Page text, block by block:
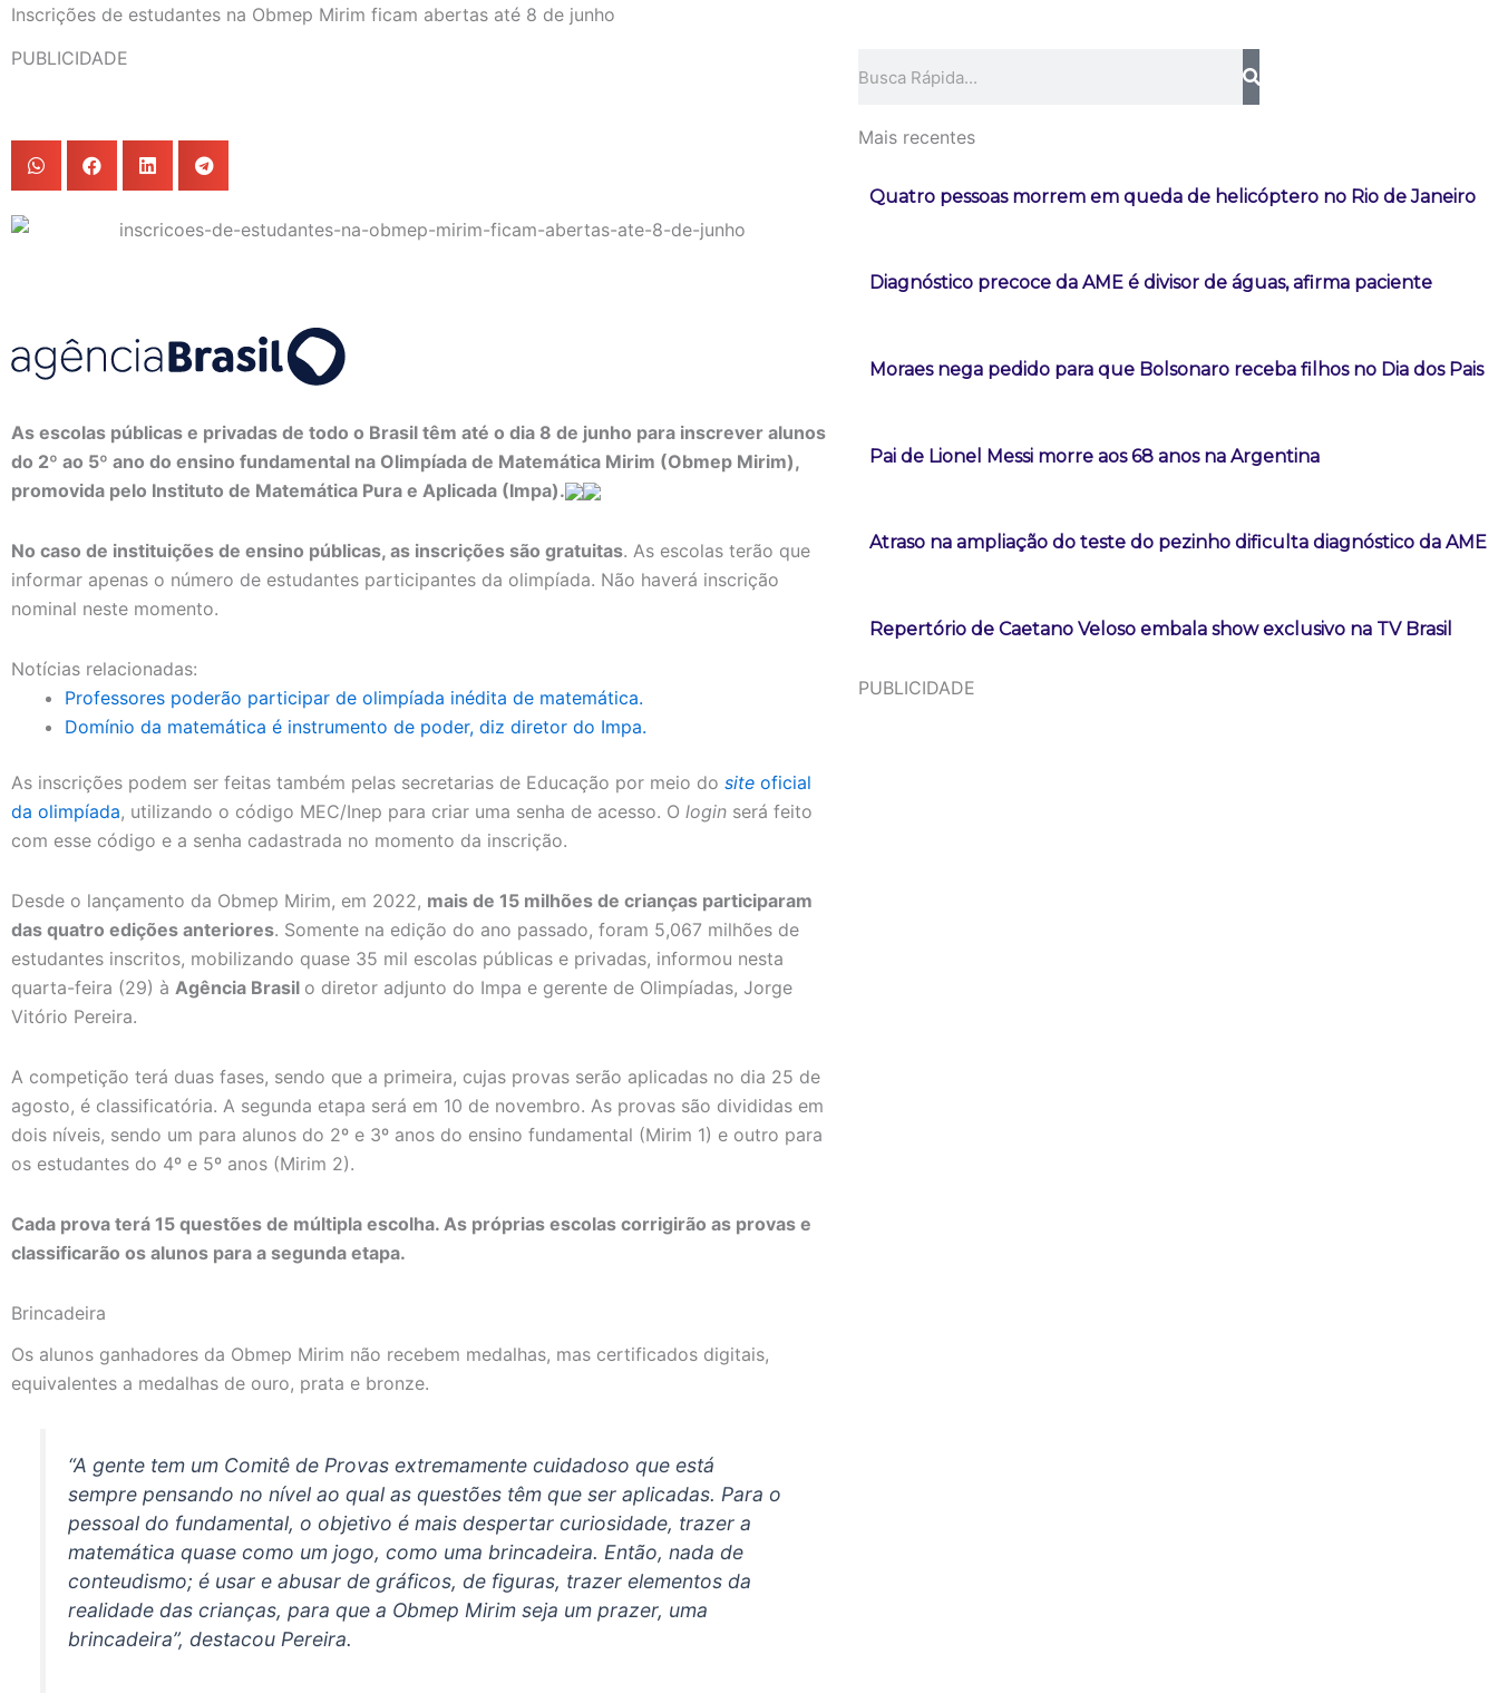
Inscrições de estudantes na Obmep Mirim ficam abertas até 8 de junho
PUBLICIDADE
As escolas públicas e privadas de todo o Brasil têm até o dia 8 de junho para inscrever alunos
do 2º ao 5º ano do ensino fundamental na Olimpíada de Matemática Mirim (Obmep Mirim),
promovida pelo Instituto de Matemática Pura e Aplicada (Impa).
No caso de instituições de ensino públicas, as inscrições são gratuitas. As escolas terão que
informar apenas o número de estudantes participantes da olimpíada. Não haverá inscrição
nominal neste momento.
Notícias relacionadas:
Professores poderão participar de olimpíada inédita de matemática.
Domínio da matemática é instrumento de poder, diz diretor do Impa.
As inscrições podem ser feitas também pelas secretarias de Educação por meio do site oficial
da olimpíada, utilizando o código MEC/Inep para criar uma senha de acesso. O login será feito
com esse código e a senha cadastrada no momento da inscrição.
Desde o lançamento da Obmep Mirim, em 2022, mais de 15 milhões de crianças participaram
das quatro edições anteriores. Somente na edição do ano passado, foram 5,067 milhões de
estudantes inscritos, mobilizando quase 35 mil escolas públicas e privadas, informou nesta
quarta-feira (29) à Agência Brasil o diretor adjunto do Impa e gerente de Olimpíadas, Jorge
Vitório Pereira.
A competição terá duas fases, sendo que a primeira, cujas provas serão aplicadas no dia 25 de
agosto, é classificatória. A segunda etapa será em 10 de novembro. As provas são divididas em
dois níveis, sendo um para alunos do 2º e 3º anos do ensino fundamental (Mirim 1) e outro para
os estudantes do 4º e 5º anos (Mirim 2).
Cada prova terá 15 questões de múltipla escolha. As próprias escolas corrigirão as provas e
classificarão os alunos para a segunda etapa.
Brincadeira
Os alunos ganhadores da Obmep Mirim não recebem medalhas, mas certificados digitais,
equivalentes a medalhas de ouro, prata e bronze.
“A gente tem um Comitê de Provas extremamente cuidadoso que está
sempre pensando no nível ao qual as questões têm que ser aplicadas. Para o
pessoal do fundamental, o objetivo é mais despertar curiosidade, trazer a
matemática quase como um jogo, como uma brincadeira. Então, nada de
conteudismo; é usar e abusar de gráficos, de figuras, trazer elementos da
realidade das crianças, para que a Obmep Mirim seja um prazer, uma
brincadeira”, destacou Pereira.
Mais recentes
Quatro pessoas morrem em queda de helicóptero no Rio de Janeiro
Diagnóstico precoce da AME é divisor de águas, afirma paciente
Moraes nega pedido para que Bolsonaro receba filhos no Dia dos Pais
Pai de Lionel Messi morre aos 68 anos na Argentina
Atraso na ampliação do teste do pezinho dificulta diagnóstico da AME
Repertório de Caetano Veloso embala show exclusivo na TV Brasil
PUBLICIDADE